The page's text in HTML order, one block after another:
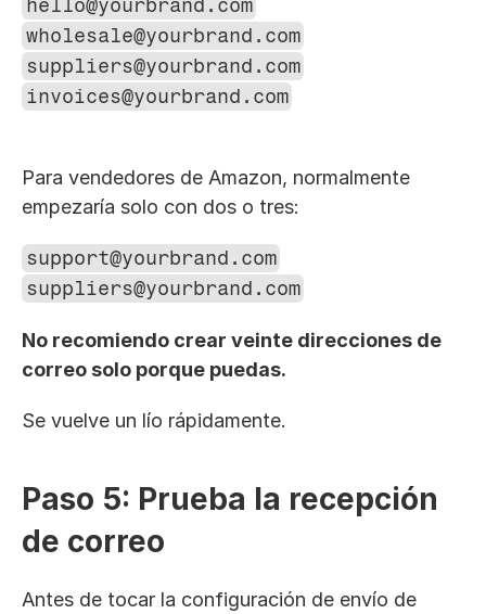
hello@yourbrand.com
wholesale@yourbrand.com
suppliers@yourbrand.com
invoices@yourbrand.com
Para vendedores de Amazon, normalmente
empezaría solo con dos o tres:
support@yourbrand.com
suppliers@yourbrand.com
No recomiendo crear veinte direcciones de
correo solo porque puedas.
Se vuelve un lío rápidamente.
Paso 5: Prueba la recepción
de correo
Antes de tocar la configuración de envío de